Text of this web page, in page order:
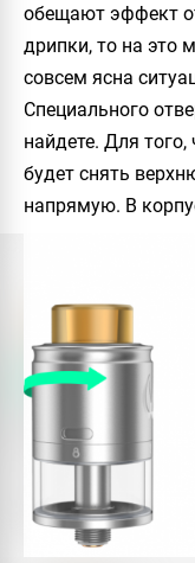
обещают эффект
дрипки, то на это
совсем ясна
Специального
найдете. Для
будет снять
напрямую. В